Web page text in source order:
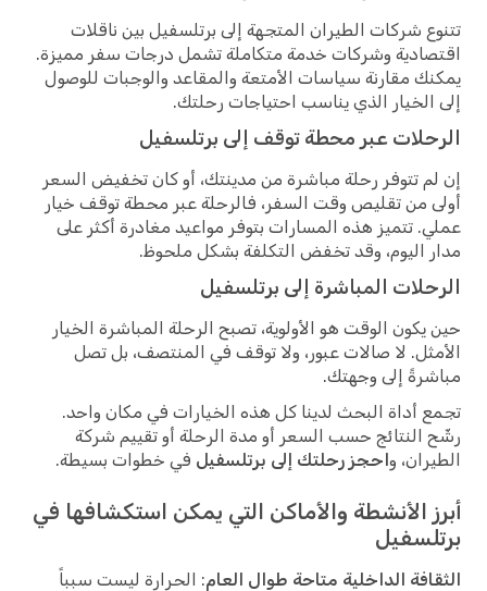
تتنوع شركات الطيران المتجهة إلى برتلسفيل بين ناقلات
اقتصادية وشركات خدمة متكاملة تشمل درجات سفر مميزة.
يمكنك مقارنة سياسات الأمتعة والمقاعد والوجبات للوصول
إلى الخيار الذي يناسب احتياجات رحلتك.
الرحلات عبر محطة توقف إلى برتلسفيل
إن لم تتوفر رحلة مباشرة من مدينتك، أو كان تخفيض السعر
أولى من تقليص وقت السفر، فالرحلة عبر محطة توقف خيار
عملي. تتميز هذه المسارات بتوفر مواعيد مغادرة أكثر على
مدار اليوم، وقد تخفض التكلفة بشكل ملحوظ.
الرحلات المباشرة إلى برتلسفيل
حين يكون الوقت هو الأولوية، تصبح الرحلة المباشرة الخيار
الأمثل. لا صالات عبور، ولا توقف في المنتصف، بل تصل
مباشرةً إلى وجهتك.
تجمع أداة البحث لدينا كل هذه الخيارات في مكان واحد.
رشّح النتائج حسب السعر أو مدة الرحلة أو تقييم شركة
الطيران، واحجز رحلتك إلى برتلسفيل في خطوات بسيطة.
أبرز الأنشطة والأماكن التي يمكن استكشافها في
برتلسفيل
الثقافة الداخلية متاحة طوال العام: الحرارة ليست سبباً